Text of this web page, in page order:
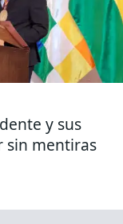
y sus
sin mentiras